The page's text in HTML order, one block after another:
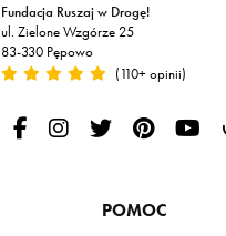
Fundacja Ruszaj w Drogę!
ul. Zielone Wzgórze 25
83-330 Pępowo
(110+ opinii)
POMOC